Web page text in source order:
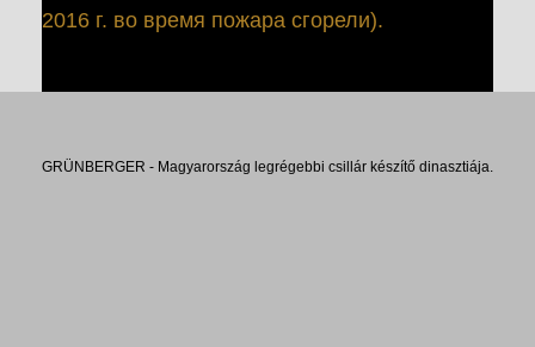
2016 г. во время пожара сгорели).
GRÜNBERGER - Magyarország legrégebbi csillár készítő dinasztiája.